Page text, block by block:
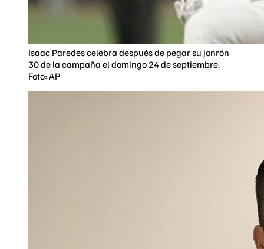
Isaac Paredes celebra después de pegar su jonrón
30 de la campaña el domingo 24 de septiembre.
Foto: AP